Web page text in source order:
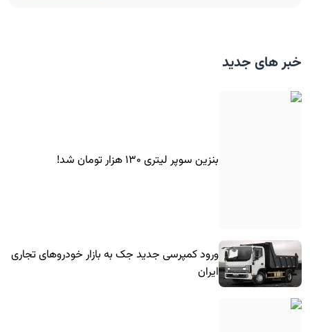
خبر های جدید
بنزین سوپر لیتری ۱۳۰ هزار تومان شد!
ورود کمپرسی جدید جک به بازار خودروهای تجاری
ایران